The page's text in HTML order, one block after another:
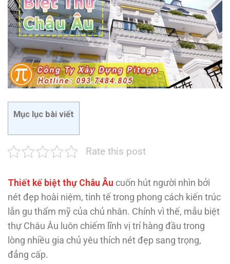
Mục lục bài viết
Rate this post
Thiết kế biệt thự Châu Âu cuốn hút người nhìn bởi
nét đẹp hoài niệm, tinh tế trong phong cách kiến trúc
lẫn gu thẩm mỹ của chủ nhân. Chính vì thế, mẫu biệt
thự Châu Âu luôn chiếm lĩnh vị trí hàng đầu trong
lòng nhiều gia chủ yêu thích nét đẹp sang trọng,
đẳng cấp.